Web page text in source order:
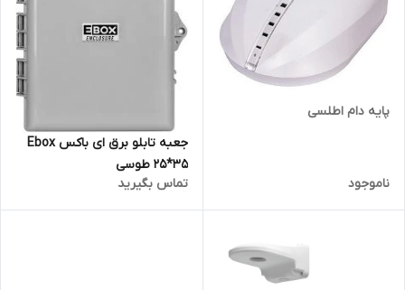
پایه دام اطلسی
ناموجود
جعبه تابلو برق ای باکس Ebox
25*35 طوسی
تماس بگیرید